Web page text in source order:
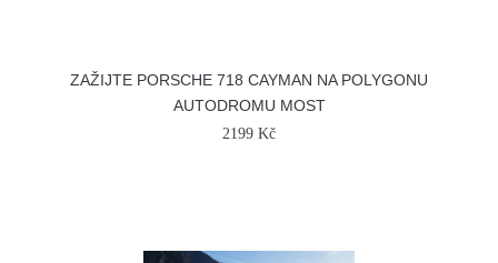
ZAŽIJTE PORSCHE 718 CAYMAN NA POLYGONU
AUTODROMU MOST
2199 Kč